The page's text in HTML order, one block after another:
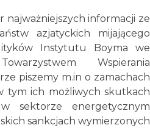
najważniejszych informacji ze
azjatyckich mijającego
Instytutu Boyma we
Wspierania
piszemy m.in o zamachach
tym ich możliwych skutkach
sektorze energetycznym
sankcjach wymierzonych